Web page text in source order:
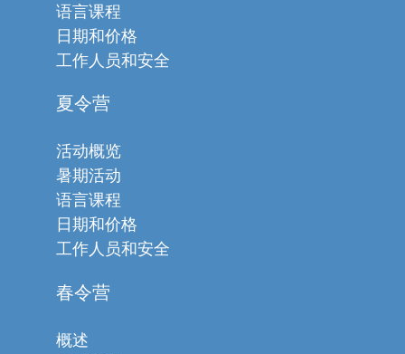
语言课程
日期和价格
工作人员和安全
夏令营
活动概览
暑期活动
语言课程
日期和价格
工作人员和安全
春令营
概述